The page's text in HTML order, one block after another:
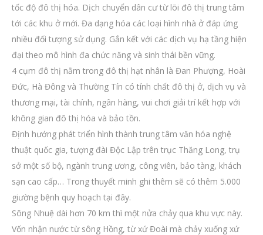
tốc độ đô thị hóa. Dịch chuyển dân cư từ lõi đô thị trung tâm
tới các khu ở mới. Đa dạng hóa các loại hình nhà ở đáp ứng
nhiều đối tượng sử dụng. Gắn kết với các dịch vụ hạ tầng hiện
đại theo mô hình đa chức năng và sinh thái bền vững.
4 cụm đô thị nằm trong đô thị hạt nhân là Đan Phượng, Hoài
Đức, Hà Đông và Thường Tín có tính chất đô thị ở, dịch vụ và
thương mại, tài chính, ngân hàng, vui chơi giải trí kết hợp với
không gian đô thị hóa và bảo tồn.
Định hướng phát triển hình thành trung tâm văn hóa nghệ
thuật quốc gia, tượng đài Độc Lập trên trục Thăng Long, trụ
sở một số bộ, ngành trung ương, công viên, bảo tàng, khách
sạn cao cấp… Trong thuyết minh ghi thêm sẽ có thêm 5.000
giường bệnh quy hoạch tại đây.
Sông Nhuệ dài hơn 70 km thì một nửa chảy qua khu vực này.
Vốn nhận nước từ sông Hồng, từ xứ Đoài mà chảy xuống xứ